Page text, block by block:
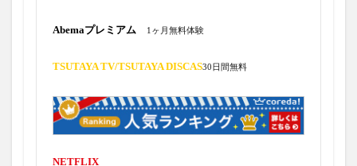
Abemaプレミアム 1ヶ月無料体験
TSUTAYA TV/TSUTAYA DISCAS30日間無料
NETFLIX